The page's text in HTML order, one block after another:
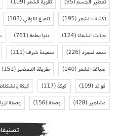
تعطير الجسم(95) تقوية الشعر(109)
تكثيف الشعر(195) تلميع الاواني(103)
حالات الشفاء(124) دنيا بطمة(761)
سعد لمجرد(226) سعيدة شرف(111)
صباغة الشعر(140) طريقة التحضير(151)
فوائد(109) كيكة(117) كيكة
مشاهير(428) وصفة(156) وصفة